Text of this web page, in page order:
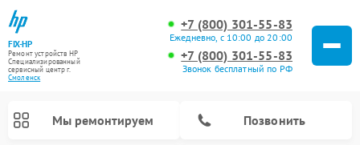
FIX-HP
Ремонт устройств HP
Специализированный
cервисный центр г.
Смоленск
+7 (800) 301-55-83
Ежедневно, с 10:00 до 20:00
+7 (800) 301-55-83
Звонок бесплатный по РФ
Мы ремонтируем Позвонить